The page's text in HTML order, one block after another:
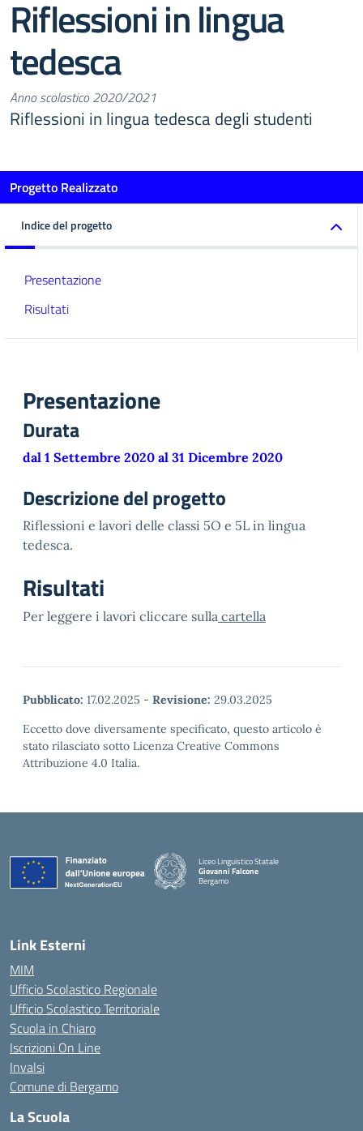
Riflessioni in lingua
tedesca
Anno scolastico 2020/2021
Riflessioni in lingua tedesca degli studenti
Progetto Realizzato
Indice del progetto
Presentazione
Risultati
Presentazione
Durata
dal 1 Settembre 2020 al 31 Dicembre 2020
Descrizione del progetto
Riflessioni e lavori delle classi 5O e 5L in lingua
tedesca.
Risultati
Per leggere i lavori cliccare sulla cartella
Pubblicato: 17.02.2025 - Revisione: 29.03.2025
Eccetto dove diversamente specificato, questo articolo è
stato rilasciato sotto Licenza Creative Commons
Attribuzione 4.0 Italia.
Liceo Linguistico Statale
Giovanni Falcone
Bergamo
— Visita la pagina iniziale della scuola
Link Esterni
MIM
Ufficio Scolastico Regionale
Ufficio Scolastico Territoriale
Scuola in Chiaro
Iscrizioni On Line
Invalsi
Comune di Bergamo
La Scuola